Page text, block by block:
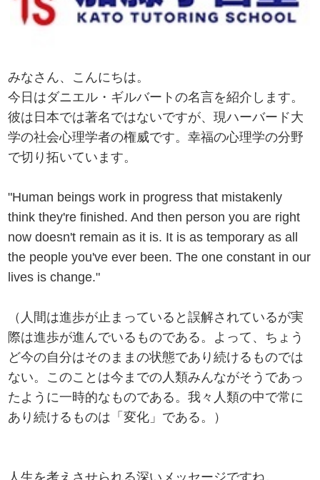
みなさん、こんにちは。
今日はダニエル・ギルバートの名言を紹介します。
彼は日本では著名ではないですが、現ハーバード大
学の社会心理学者の権威です。幸福の心理学の分野
で切り拓いています。
"Human beings work in progress that mistakenly
think they're finished. And then person you are right
now doesn't remain as it is. It is as temporary as all
the people you've ever been. The one constant in our
lives is change."
（人間は進歩が止まっていると誤解されているが実
際は進歩が進んでいるものである。よって、ちょう
ど今の自分はそのままの状態であり続けるものでは
ない。このことは今までの人類みんながそうであっ
たように一時的なものである。我々人類の中で常に
あり続けるものは「変化」である。）
人生を考えさせられる深いメッセージですね。